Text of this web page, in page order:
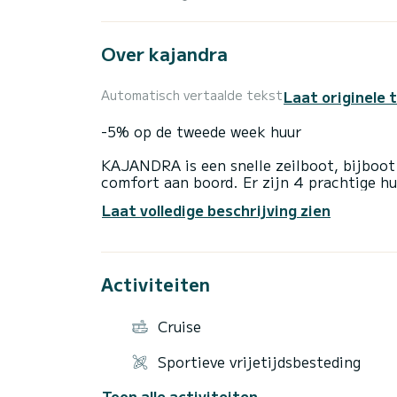
Over kajandra
Automatisch vertaalde tekstLaat originele
-5% op de tweede week huur
KAJANDRA is een snelle zeilboot,
comfort aan boord. Er zijn 4 prachtige
te delen vindt u alle comfort in uw
Afhankelijk van het tijdstip van
je geleidelijk aan los te laten, ben je op
Laat volledige beschrijving zien
Activiteiten
Cruise
Sportieve vrijetijdsbesteding